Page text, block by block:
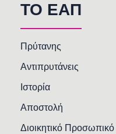
TO EAΠ
Πρύτανης
Αντιπρυτάνεις
Ιστορία
Αποστολή
Διοικητικό Προσωπικό